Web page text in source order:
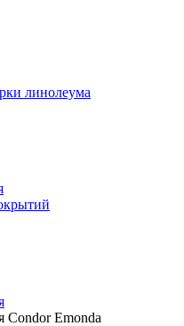
линолеума
Condor Emonda